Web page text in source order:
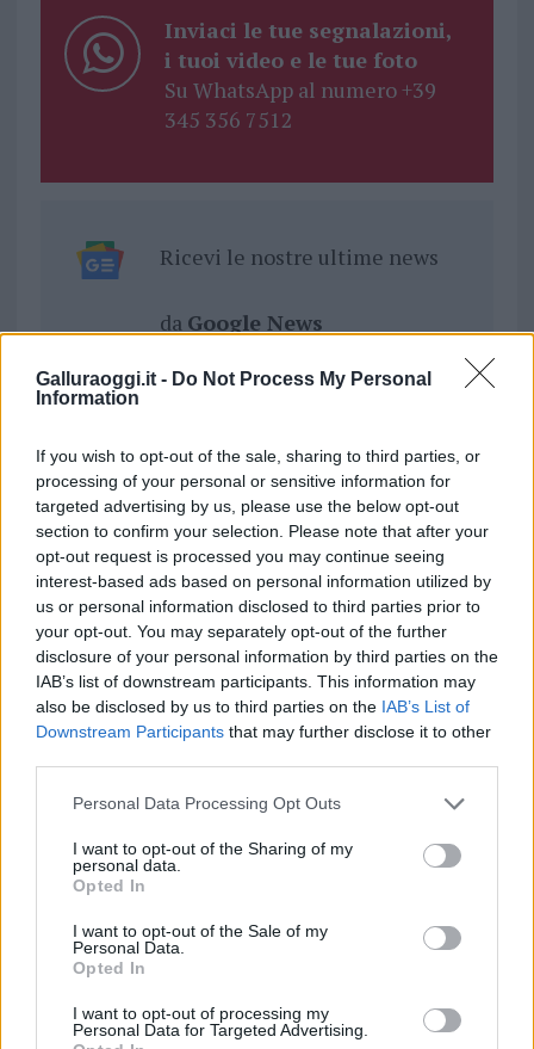
Galluraoggi.it - Do Not Process My Personal
Information
If you wish to opt-out of the sale, sharing to third parties, or
processing of your personal or sensitive information for
targeted advertising by us, please use the below opt-out
section to confirm your selection. Please note that after your
opt-out request is processed you may continue seeing
interest-based ads based on personal information utilized by
us or personal information disclosed to third parties prior to
your opt-out. You may separately opt-out of the further
disclosure of your personal information by third parties on the
IAB’s list of downstream participants. This information may
also be disclosed by us to third parties on the IAB’s List of
Downstream Participants that may further disclose it to other
Please note that this website/app uses one or more Google
not limited to your visit or usage behaviour. You may click to
grant or deny consent to Google and its third-party tags to
use your data for below specified purposes in below Google
consent section.
Personal Data Processing Opt Outs
I want to opt-out of the Sharing of my
personal data.
Opted In
I want to opt-out of the Sale of my
Personal Data.
Opted In
I want to opt-out of processing my
Personal Data for Targeted Advertising.
Inviaci le tue segnalazioni,
i tuoi video e le tue foto
Su WhatsApp al numero +39
345 356 7512
Ricevi le nostre ultime news
da Google News
Condividi l'articolo
F
a
ce
b
o
o
k
T
w
it
te
r
Pi
n
te
re
st
W
h
at
s
A
p
p
S
h
a
re
Articolo precedente
Prossimo articolo
NOTIZIE RECENTI
Sangue, musica e solidarietà con Avis Olbia al
Meteo Olbia 9 agosto, temperature in calo
Salmo finisce in ospedale a Catania, ma il tour
va avanti: “Sicilia, ci sono”